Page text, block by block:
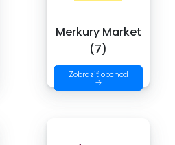
Merkury Market
(7)
Zobraziť obchod
→